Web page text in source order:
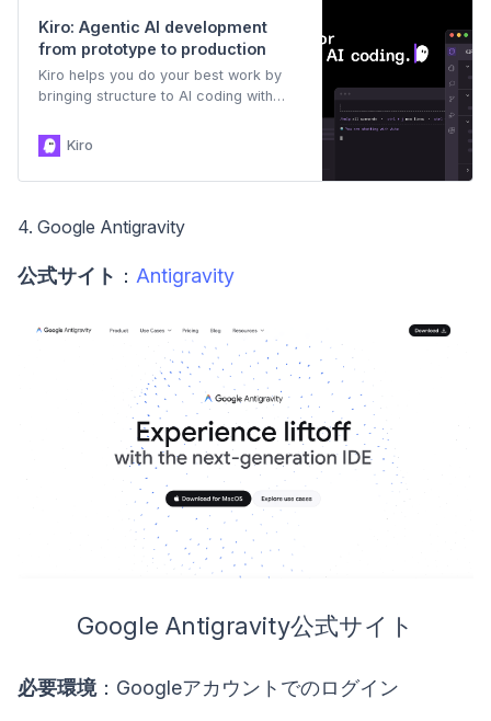
Kiro: Agentic AI development
from prototype to production
Kiro helps you do your best work by
bringing structure to AI coding with
Kiro
4. Google Antigravity
公式サイト ： Antigravity
Google Antigravity公式サイト
必要環境：Googleアカウントでのログイン